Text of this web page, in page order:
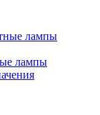
лампы
лампы